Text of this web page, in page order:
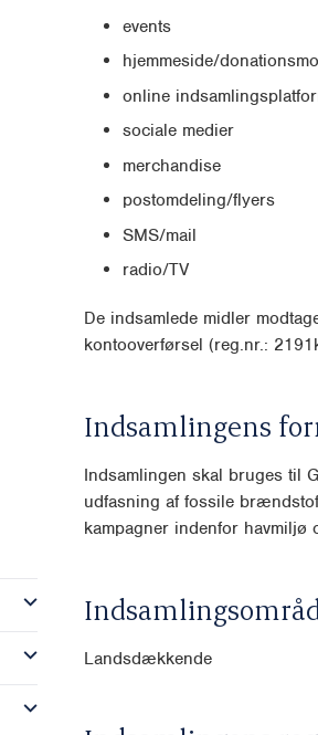
events
hjemmeside/
online
sociale medier
merchandise
postomdeling/flyers
SMS/mail
radio/TV
De indsamlede midler
kontooverførsel (reg.nr.:
Indsamlingens
Indsamlingen skal bruges til
udfasning af fossile
kampagner indenfor havmiljø
Landsdækkende